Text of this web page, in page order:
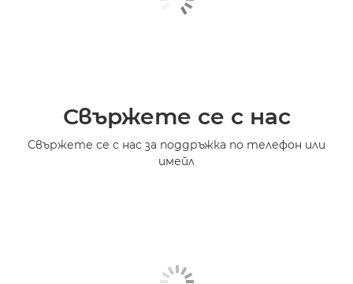
Свържете се с нас
Свържете се с нас за поддръжка по телефон или
имейл